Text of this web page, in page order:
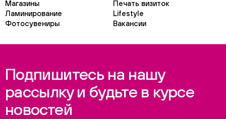
Магазины
Печать визиток
Ламинирование
Lifestyle
Фотосувениры
Вакансии
Подпишитесь на нашу
рассылку и будьте в курсе
новостей